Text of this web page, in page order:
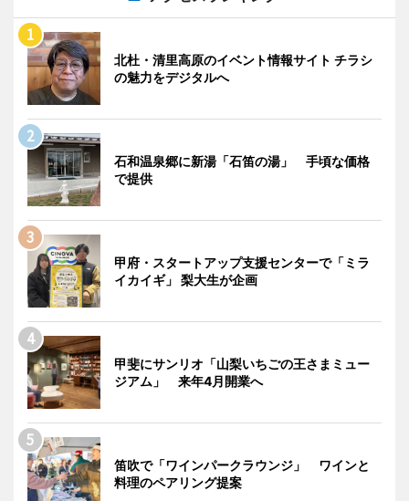
北杜・清里高原のイベント情報サイト チラシ
の魅力をデジタルへ
石和温泉郷に新湯「石笛の湯」 手頃な価格
で提供
甲府・スタートアップ支援センターで「ミラ
イカイギ」 梨大生が企画
甲斐にサンリオ「山梨いちごの王さまミュー
ジアム」 来年4月開業へ
笛吹で「ワインパークラウンジ」 ワインと
料理のペアリング提案